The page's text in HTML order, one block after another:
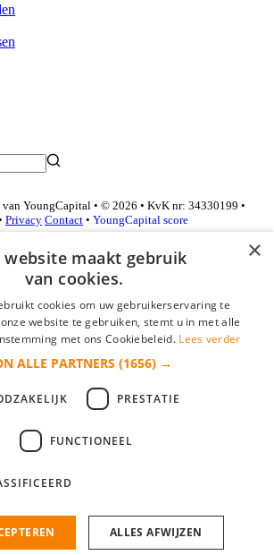
YoungCapital • © 2026 • KvK nr: 34330199 •
Privacy Contact • YoungCapital score
zo gevonden!
×
website maakt gebruik
van cookies.
cookies om uw gebruikerservaring te
website te gebruiken, stemt u in met alle
met ons Cookiebeleid. Lees verder
ALLE PARTNERS (1656) →
PRESTATIE
FUNCTIONEEL
ALLES AFWIJZEN